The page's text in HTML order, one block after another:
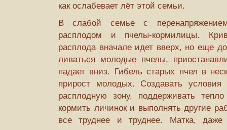
как ослабевает лёт этой семьи.
В слабой семье с
расплодом и пчелы-кормилицы.
расплода вначале идет вверх, но еще
ливаться молодые пчелы,
падает вниз. Гибель старых пчел в
прирост молодых. Создавать
расплодную зону, поддерживать
кормить личинок и выполнять другие
все труднее и труднее. Матка,